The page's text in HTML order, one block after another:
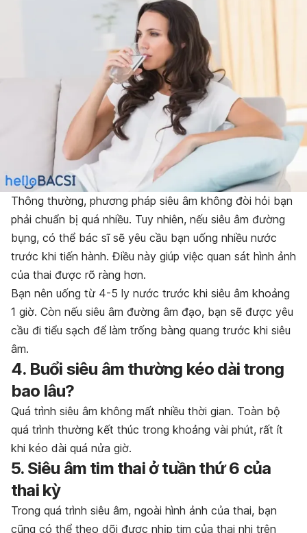
Thông thường, phương pháp siêu âm không đòi hỏi bạn
phải chuẩn bị quá nhiều. Tuy nhiên, nếu siêu âm đường
bụng, có thể bác sĩ sẽ yêu cầu bạn uống nhiều nước
trước khi tiến hành. Điều này giúp việc quan sát hình ảnh
của thai được rõ ràng hơn.
Bạn nên uống từ 4-5 ly nước trước khi siêu âm khoảng
1 giờ. Còn nếu siêu âm đường âm đạo, bạn sẽ được yêu
cầu đi tiểu sạch để làm trống bàng quang trước khi siêu
âm.
4. Buổi siêu âm thường kéo dài trong
bao lâu?
Quá trình siêu âm không mất nhiều thời gian. Toàn bộ
quá trình thường kết thúc trong khoảng vài phút, rất ít
khi kéo dài quá nửa giờ.
5. Siêu âm tim thai ở tuần thứ 6 của
thai kỳ
Trong quá trình siêu âm, ngoài hình ảnh của thai, bạn
cũng có thể theo dõi được nhịp tim của thai nhi trên